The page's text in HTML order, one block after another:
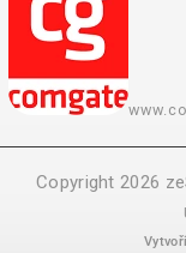
Copyright 2026